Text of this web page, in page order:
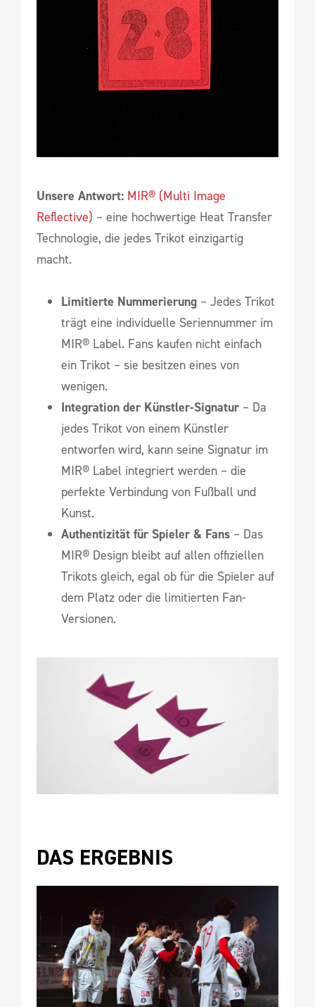
Unsere Antwort: MIR® (Multi Image
Reflective) – eine hochwertige Heat Transfer
Technologie, die jedes Trikot einzigartig
macht.
Limitierte Nummerierung – Jedes Trikot
trägt eine individuelle Seriennummer im
MIR® Label. Fans kaufen nicht einfach
ein Trikot – sie besitzen eines von
wenigen.
Integration der Künstler-Signatur– Da
jedes Trikot von einem Künstler
entworfen wird, kann seine Signatur im
MIR® Label integriert werden – die
perfekte Verbindung von Fußball und
Kunst.
Authentizität für Spieler & Fans – Das
MIR® Design bleibt auf allen offiziellen
Trikots gleich, egal ob für die Spieler auf
dem Platz oder die limitierten Fan-
Versionen.
DAS ERGEBNIS